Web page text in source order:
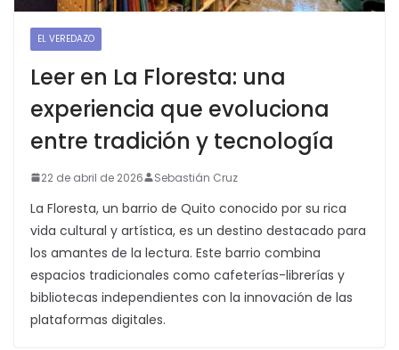
EL VEREDAZO
Leer en La Floresta: una
experiencia que evoluciona
entre tradición y tecnología
22 de abril de 2026 Sebastián Cruz
La Floresta, un barrio de Quito conocido por su rica
vida cultural y artística, es un destino destacado para
los amantes de la lectura. Este barrio combina
espacios tradicionales como cafeterías-librerías y
bibliotecas independientes con la innovación de las
plataformas digitales.